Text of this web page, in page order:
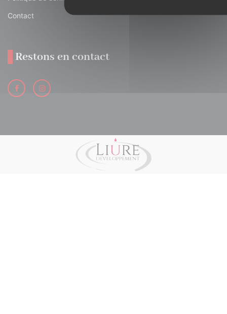
Contact
Restons en contact